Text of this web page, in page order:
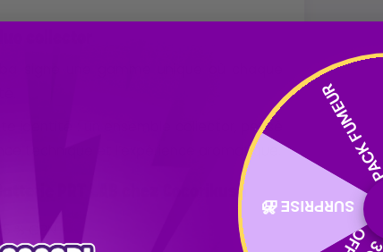
collector
signe une gamme unique où chaque
identité : un ensemble collector, pensé
technique et l’expérience aromatique.
PRT LAB chez Cocorikush
% CBN
SURPRISE 🎁
PACK FUMEUR